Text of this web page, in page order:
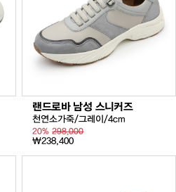
랜드로바 남성 스니커즈
천연소가죽/그레이/4cm
20%298,000
₩238,400